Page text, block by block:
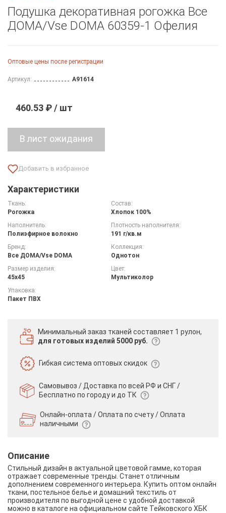
Подушка декоративная рогожка Все
ДОМА/Vse DOMA 60359-1 Офелия
Оптовые цены после регистрации
Артикул: A91614
460.53 ₽ / шт
Характеристики
Ткань:
Рогожка
Состав:
Хлопок 100%
Наполнитель:
Полиэфирное волокно
Плотность наполнителя:
191 г/кв.м
Бренд:
Все ДOMA/Vse DOMA
Коллекция:
Однотон
Размер изделия:
45х45
Цвет:
Мультиколор
Упаковка:
Пакет ПВХ
Минимальный заказ тканей составляет 1 рулон,
для готовых изделий 5000 руб.
Гибкая системаоптовых скидок
Самовывоз / Доставка по всей РФ и СНГ /
Бесплатно по городу и до ТК
Онлайн-оплата / Оплата по счету /Оплата
наличными
Описание
Стильный дизайн в актуальной цветовой гамме, которая
отражает современные тренды. Станет отличным
дополнением современного интерьера. Купить оптом онлайн
ткани, постельное белье и домашний текстиль от
производителя по выгодной цене с удобной доставкой
можно в каталоге на официальном сайте Тейковского ХБК